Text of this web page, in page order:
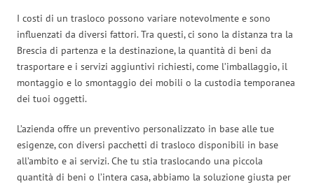
I costi di un trasloco possono variare notevolmente e sono
influenzati da diversi fattori. Tra questi, ci sono la distanza tra la
Brescia di partenza e la destinazione, la quantità di beni da
trasportare e i servizi aggiuntivi richiesti, come l’imballaggio, il
montaggio e lo smontaggio dei mobili o la custodia temporanea
dei tuoi oggetti.
L’azienda offre un preventivo personalizzato in base alle tue
esigenze, con diversi pacchetti di trasloco disponibili in base
all’ambito e ai servizi. Che tu stia traslocando una piccola
quantità di beni o l’intera casa, abbiamo la soluzione giusta per